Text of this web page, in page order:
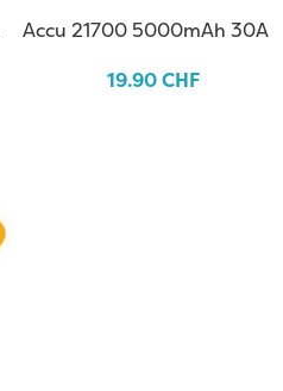
Accu 21700 5000mAh 30A
19.90CHF